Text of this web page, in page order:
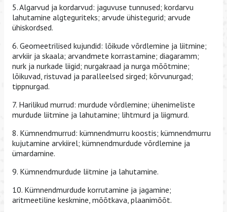
5. Algarvud ja kordarvud: jaguvuse tunnused; kordarvu
lahutamine algteguriteks; arvude ühistegurid; arvude
ühiskordsed.
6. Geomeetrilised kujundid: lõikude võrdlemine ja liitmine;
arvkiir ja skaala; arvandmete korrastamine; diagaramm;
nurk ja nurkade liigid; nurgakraad ja nurga mõõtmine;
lõikuvad, ristuvad ja paralleelsed sirged; kõrvunurgad;
tippnurgad.
7. Harilikud murrud: murdude võrdlemine; ühenimeliste
murdude liitmine ja lahutamine; lihtmurd ja liigmurd.
8. Kümnendmurrud: kümnendmurru koostis; kümnendmurru
kujutamine arvkiirel; kümnendmurdude võrdlemine ja
ümardamine.
9. Kümnendmurdude liitmine ja lahutamine.
10. Kümnendmurdude korrutamine ja jagamine;
aritmeetiline keskmine, mõõtkava, plaanimõõt.